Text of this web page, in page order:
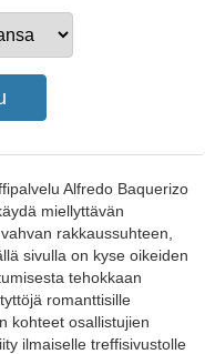
Alfredo Baquerizo
miellyttävän
rakkaussuhteen,
sivulla on kyse oikeiden
tehokkaan
romanttisille
kohteet osallistujien
ilmaiselle treffisivustolle